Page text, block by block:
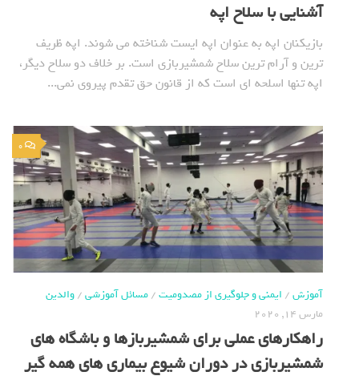
آشنایی با سلاح اپه
بازیکنان اپه به عنوان اپه ایست شناخته می شوند. اپه ظریف
ترین و آرام ترین سلاح شمشیربازی است. بر خلاف دو سلاح دیگر،
اپه تنها اسلحه ای است که از قانون حق تقدم پیروی نمی...
0
آموزش/ایمنی و جلوگیری از مصدومیت/مسائل آموزشی/والدین
مارس 14, 2020
راهکارهای عملی برای شمشیربازها و باشگاه های
شمشیربازی در دوران شیوع بیماری های همه گیر